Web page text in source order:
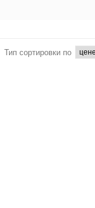
Тип сортировки по